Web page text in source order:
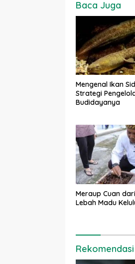
Baca Juga
Mengenal Ikan
Strategi
Budidayanya
Meraup Cuan
Lebah Madu